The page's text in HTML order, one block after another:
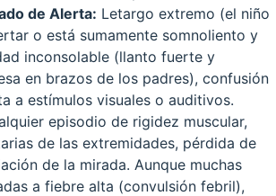
de Alerta: Letargo extremo (el niño
o está sumamente somnoliento y
inconsolable (llanto fuerte y
en brazos de los padres), confusión
a estímulos visuales o auditivos.
episodio de rigidez muscular,
de las extremidades, pérdida de
de la mirada. Aunque muchas
a fiebre alta (convulsión febril),